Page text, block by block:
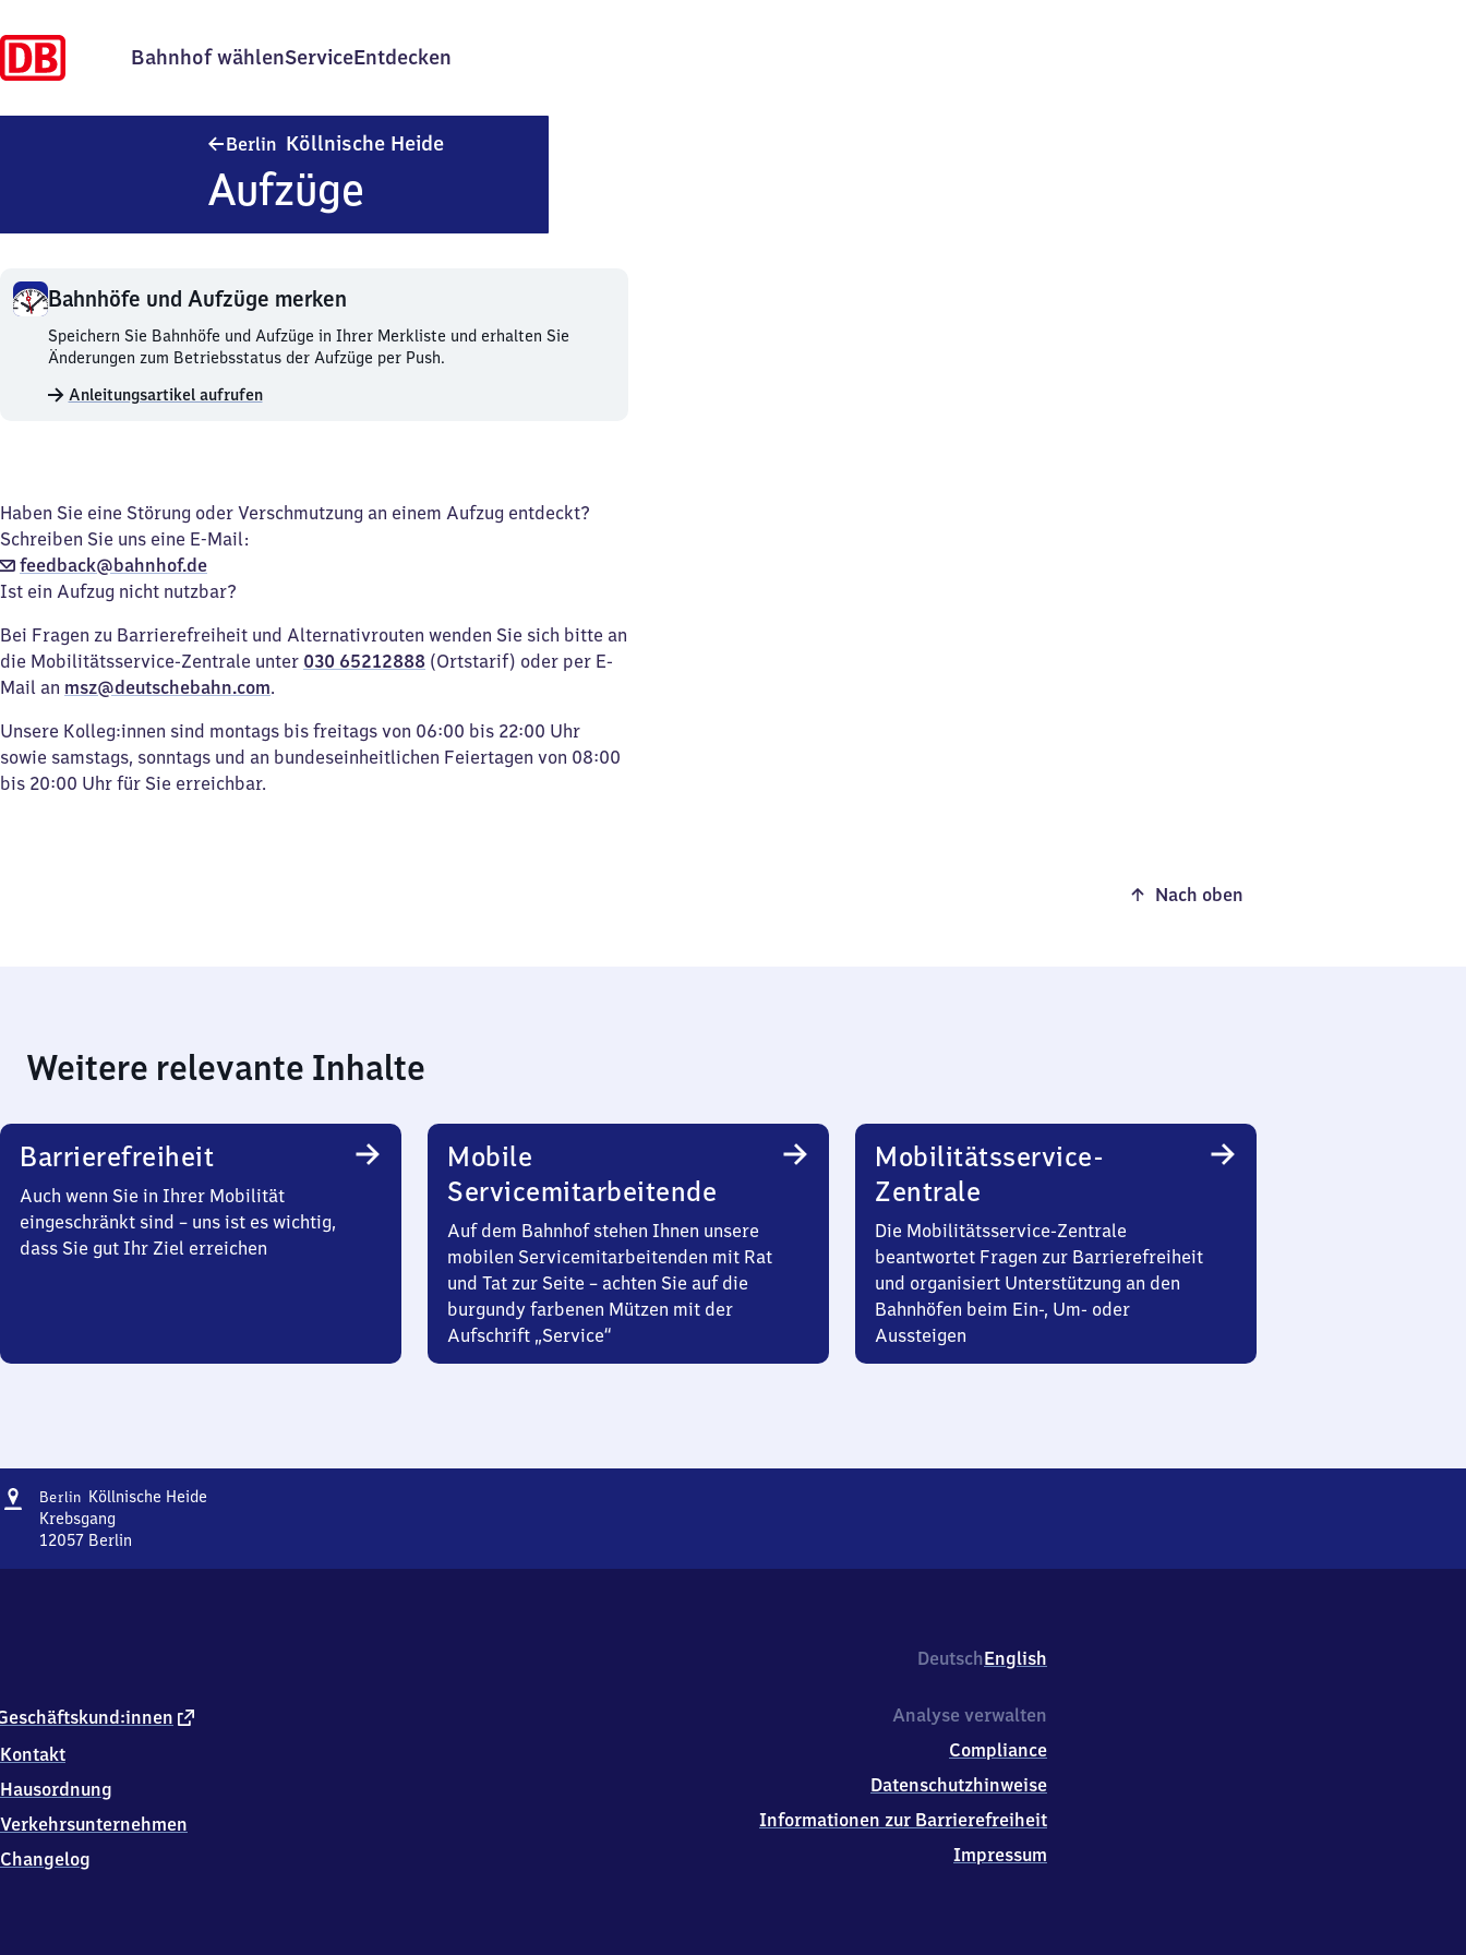
Bahnhof wählenServiceEntdecken
Berlin Köllnische Heide
Aufzüge
Bahnhöfe und Aufzüge merken
Bahnhöfe
und
merken.
Speichern Sie Bahnhöfe und Aufzüge in Ihrer Merkliste und erhalten Sie
Änderungen zum Betriebsstatus der Aufzüge per Push.
Anleitungsartikel aufrufen
Haben Sie eine Störung oder Verschmutzung an einem Aufzug entdeckt?
Schreiben Sie uns eine E-Mail:
feedback@bahnhof.de
Ist ein Aufzug nicht nutzbar?
Bei Fragen zu Barrierefreiheit und Alternativrouten wenden Sie sich bitte an
die Mobilitätsservice-Zentrale unter 030 65212888 (Ortstarif) oder per E-
Mail an msz@deutschebahn.com.
Unsere Kolleg:innen sind montags bis freitags von 06:00 bis 22:00 Uhr
sowie samstags, sonntags und an bundeseinheitlichen Feiertagen von 08:00
bis 20:00 Uhr für Sie erreichbar.
Nach oben
Weitere relevante Inhalte
Barrierefreiheit
Auch wenn Sie in Ihrer Mobilität
eingeschränkt sind – uns ist es wichtig,
dass Sie gut Ihr Ziel erreichen
Mobile
Servicemitarbeitende
Auf dem Bahnhof stehen Ihnen unsere
mobilen Servicemitarbeitenden mit Rat
und Tat zur Seite – achten Sie auf die
burgundy farbenen Mützen mit der
Aufschrift „Service“
Mobilitätsservice-
Zentrale
Die Mobilitätsservice-Zentrale
beantwortet Fragen zur Barrierefreiheit
und organisiert Unterstützung an den
Bahnhöfen beim Ein-, Um- oder
Aussteigen
Adresse
Berlin Köllnische HeideBerlin
Krebsgang
12057 Berlin
5
Berlin
DeutschEnglish
externer
Kontakt
Hausordnung
Verkehrsunternehmen
Changelog
Analyse verwalten
Compliance
Datenschutzhinweise
Informationen zur Barrierefreiheit
Impressum